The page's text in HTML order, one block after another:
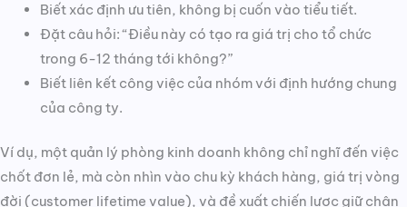
Biết xác định ưu tiên, không bị cuốn vào tiểu tiết.
Đặt câu hỏi: “Điều này có tạo ra giá trị cho tổ chức
trong 6-12 tháng tới không?”
Biết liên kết công việc của nhóm với định hướng chung
của công ty.
Ví dụ, một quản lý phòng kinh doanh không chỉ nghĩ đến việc
chốt đơn lẻ, mà còn nhìn vào chu kỳ khách hàng, giá trị vòng
đời (customer lifetime value), và đề xuất chiến lược giữ chân